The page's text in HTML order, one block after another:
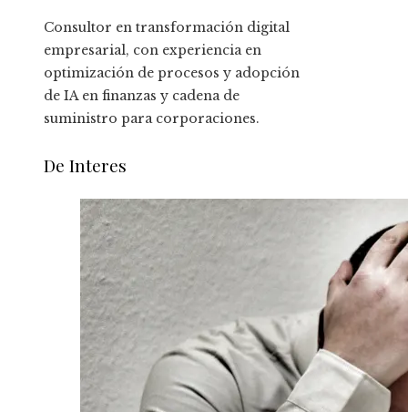
Consultor en transformación digital
empresarial, con experiencia en
optimización de procesos y adopción
de IA en finanzas y cadena de
suministro para corporaciones.
De Interes